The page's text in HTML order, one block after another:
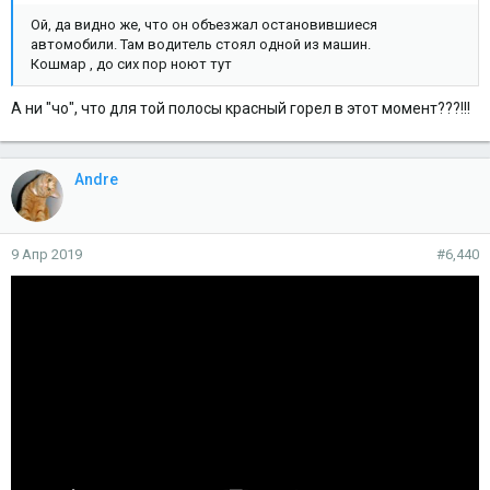
Ой, да видно же, что он объезжал остановившиеся
автомобили. Там водитель стоял одной из машин.
Кошмар , до сих пор ноют тут
А ни "чо", что для той полосы красный горел в этот момент???!!!
Andre
9 Апр 2019 #6,440